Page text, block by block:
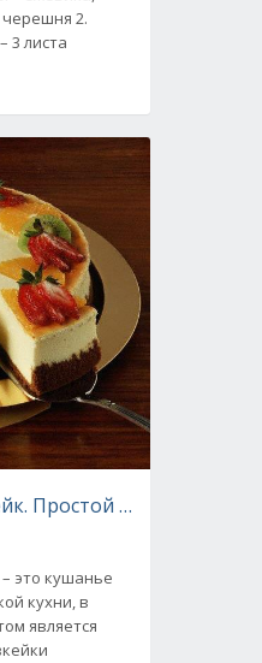
черешня 2.
3 листа
Простой рецепт
это кушанье
кухни, в
является